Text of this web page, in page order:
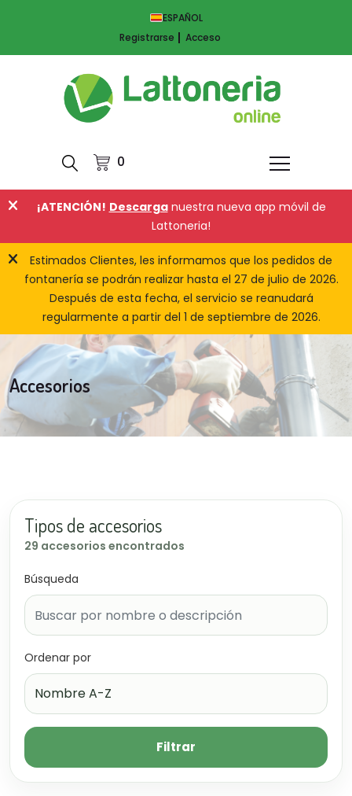
ESPAÑOL
Registrarse
Acceso
0
¡ATENCIÓN! Descarganuestra nueva app móvil de
Lattoneria!
Estimados Clientes, les informamos que los pedidos de
fontanería se podrán realizar hasta el 27 de julio de 2026.
Después de esta fecha, el servicio se reanudará
regularmente a partir del 1 de septiembre de 2026.
Accesorios
Tipos de accesorios
29 accesorios encontrados
Búsqueda
Ordenar por
Filtrar